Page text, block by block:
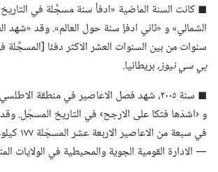
◼ كانت السنة الماضية «ادفأ سنة مسجَّلة في
الشمالي» و «ثاني ادفإ سنة حول العالم».‏ وقد «شهد
سنوات من بين السنوات العشر الاكثر دفئا [المسجَّلة
بي سي نيوز،‏بريطانيا‏.‏
◼ سنة ٢٠٠٥،‏ شهد فصل الاعاصير في منطقة
و ‹اشدّها فتكا على الارجح› في التاريخ المسجّل.‏
في سبعة من
—‏ الادارة القومية الجوية والمحيطية في الولايات